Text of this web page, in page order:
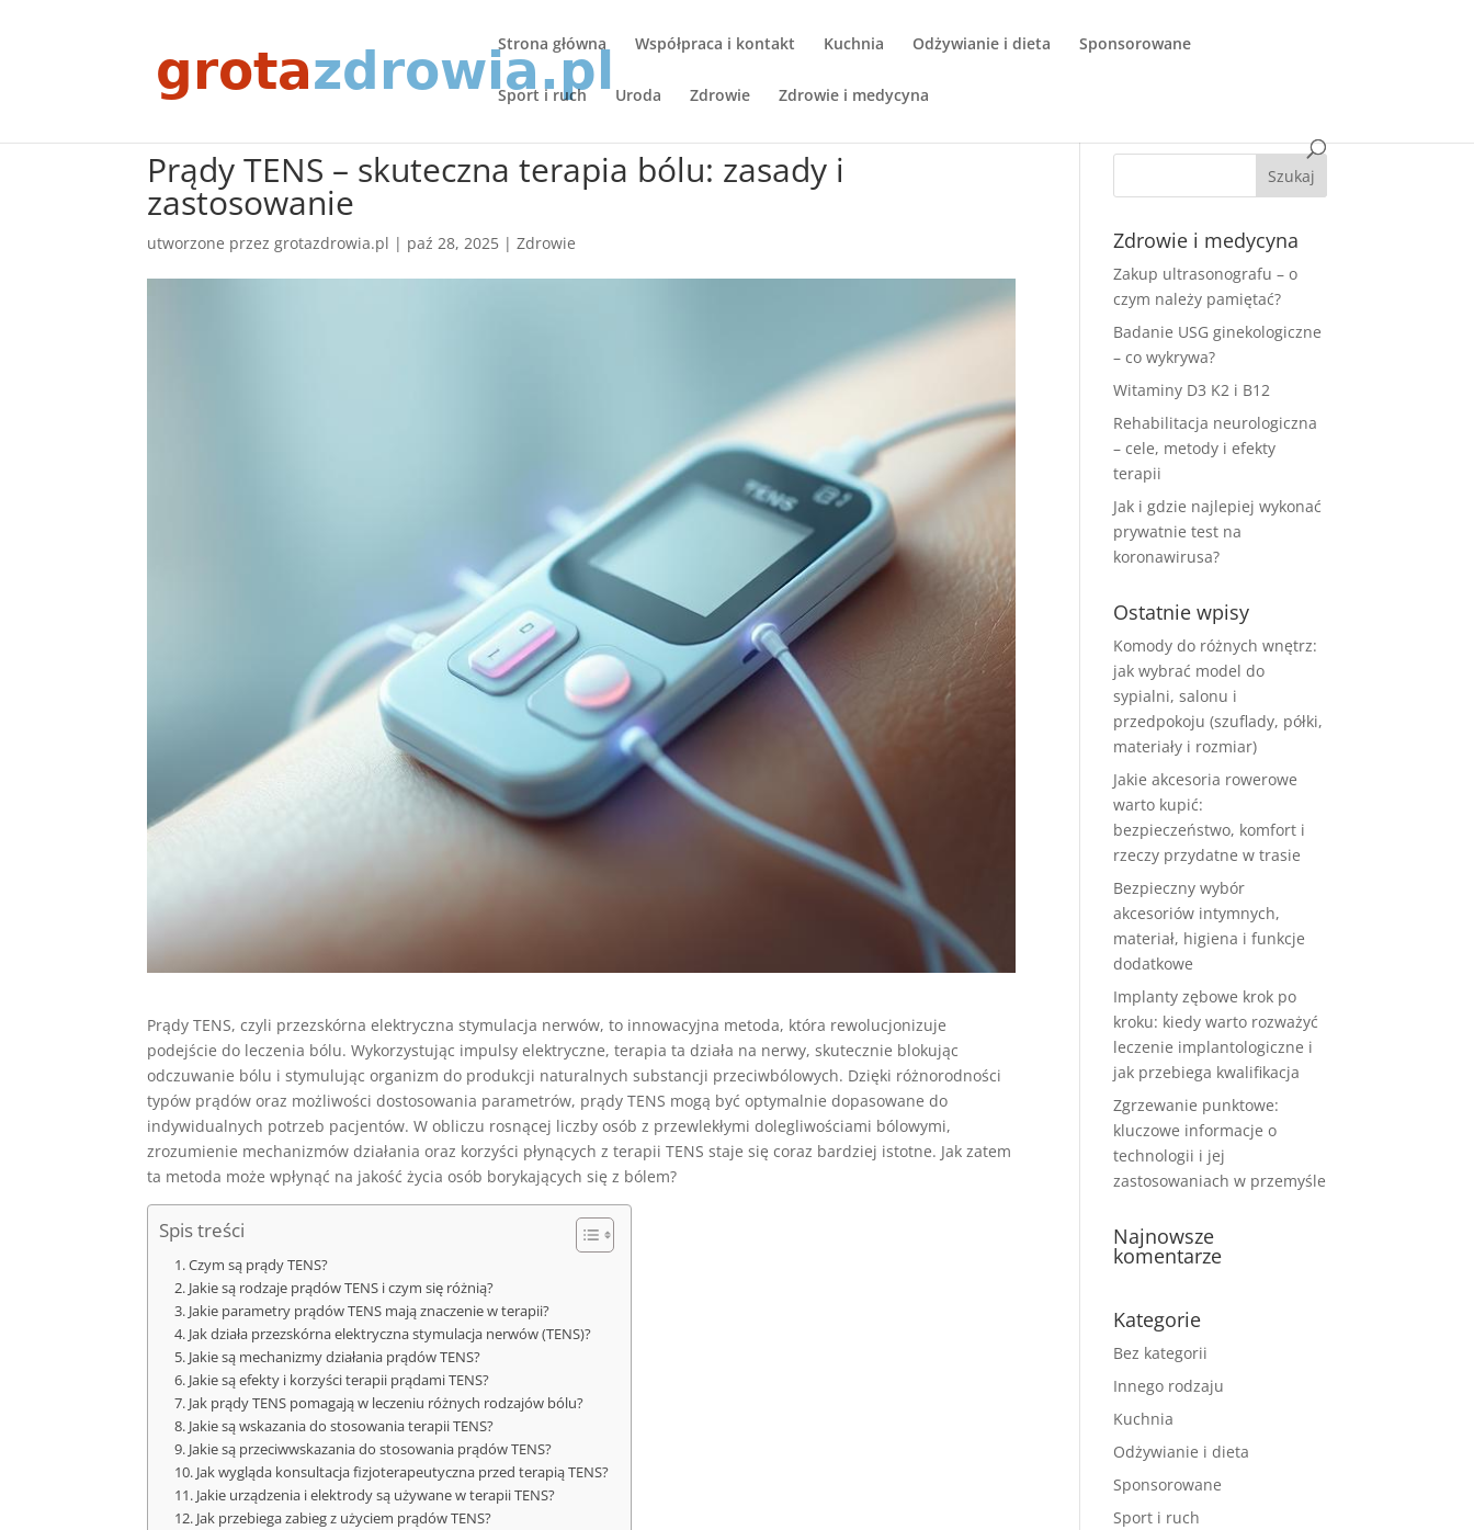
Strona główna Współpraca i kontakt Kuchnia Odżywianie i dieta Sponsorowane
Sport i ruch Uroda Zdrowie Zdrowie i medycyna
Prądy TENS – skuteczna terapia bólu: zasady i
zastosowanie
utworzone przezgrotazdrowia.pl | paź 28, 2025 |Zdrowie
Prądy TENS, czyli przezskórna elektryczna stymulacja nerwów, to innowacyjna metoda, która rewolucjonizuje
podejście do leczenia bólu. Wykorzystując impulsy elektryczne, terapia ta działa na nerwy, skutecznie blokując
odczuwanie bólu i stymulując organizm do produkcji naturalnych substancji przeciwbólowych. Dzięki różnorodności
typów prądów oraz możliwości dostosowania parametrów, prądy TENS mogą być optymalnie dopasowane do
indywidualnych potrzeb pacjentów. W obliczu rosnącej liczby osób z przewlekłymi dolegliwościami bólowymi,
zrozumienie mechanizmów działania oraz korzyści płynących z terapii TENS staje się coraz bardziej istotne. Jak zatem
ta metoda może wpłynąć na jakość życia osób borykających się z bólem?
Spis treści
Czym są prądy TENS?
Jakie są rodzaje prądów TENS i czym się różnią?
Jakie parametry prądów TENS mają znaczenie w terapii?
Jak działa przezskórna elektryczna stymulacja nerwów (TENS)?
Jakie są mechanizmy działania prądów TENS?
Jakie są efekty i korzyści terapii prądami TENS?
Jak prądy TENS pomagają w leczeniu różnych rodzajów bólu?
Jakie są wskazania do stosowania terapii TENS?
Jakie są przeciwwskazania do stosowania prądów TENS?
Jak wygląda konsultacja fizjoterapeutyczna przed terapią TENS?
Jakie urządzenia i elektrody są używane w terapii TENS?
Jak przebiega zabieg z użyciem prądów TENS?
Zdrowie i medycyna
Zakup ultrasonografu – o
czym należy pamiętać?
Badanie USG ginekologiczne
– co wykrywa?
Witaminy D3 K2 i B12
Rehabilitacja neurologiczna
– cele, metody i efekty
terapii
Jak i gdzie najlepiej wykonać
prywatnie test na
koronawirusa?
Ostatnie wpisy
Komody do różnych wnętrz:
jak wybrać model do
sypialni, salonu i
przedpokoju (szuflady, półki,
materiały i rozmiar)
Jakie akcesoria rowerowe
warto kupić:
bezpieczeństwo, komfort i
rzeczy przydatne w trasie
Bezpieczny wybór
akcesoriów intymnych,
materiał, higiena i funkcje
dodatkowe
Implanty zębowe krok po
kroku: kiedy warto rozważyć
leczenie implantologiczne i
jak przebiega kwalifikacja
Zgrzewanie punktowe:
kluczowe informacje o
technologii i jej
zastosowaniach w przemyśle
Najnowsze
komentarze
Kategorie
Bez kategorii
Innego rodzaju
Kuchnia
Odżywianie i dieta
Sponsorowane
Sport i ruch